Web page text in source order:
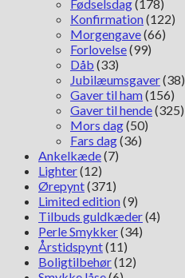
Fødselsdag(178)
Konfirmation(122)
Morgengave(66)
Forlovelse(99)
Dåb (33)
Jubilæumsgaver(38)
Gaver til ham(156)
Gaver til hende(325)
Mors dag(50)
Fars dag(36)
Ankelkæde(7)
Lighter(12)
Ørepynt(371)
Limited edition(9)
Tilbuds guldkæder(4)
Perle Smykker(34)
Årstidspynt(11)
Boligtilbehør(12)